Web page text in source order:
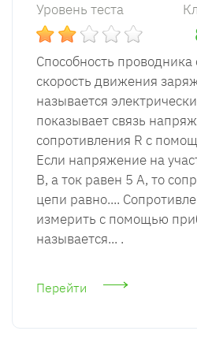
Уровень теста
Способность проводника
скорость движения
называется
показывает связь
сопротивления R с
Если напряжение на
В, а ток равен 5 А, то
цепи равно....
измерить с помощью
называется... .
Перейти